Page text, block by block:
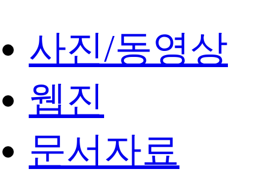
사진/동영상
웹진
문서자료